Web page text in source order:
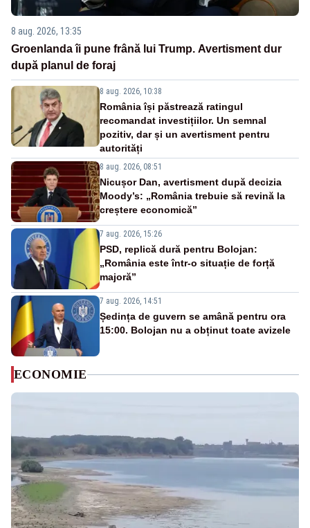
8 aug. 2026, 13:35
Groenlanda îi pune frână lui Trump. Avertisment dur
după planul de foraj
8 aug. 2026, 10:38
România își păstrează ratingul
recomandat investițiilor. Un semnal
pozitiv, dar și un avertisment pentru
autorități
8 aug. 2026, 08:51
Nicușor Dan, avertisment după decizia
Moody’s: „România trebuie să revină la
creștere economică”
7 aug. 2026, 15:26
PSD, replică dură pentru Bolojan:
„România este într-o situație de forță
majoră”
7 aug. 2026, 14:51
Ședința de guvern se amână pentru ora
15:00. Bolojan nu a obținut toate avizele
ECONOMIE